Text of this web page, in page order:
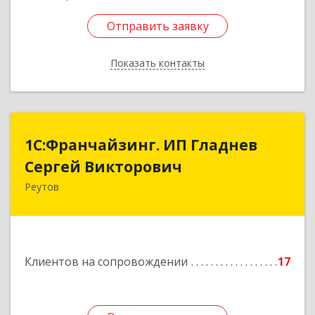
Отправить заявку
Показать контакты
Отправить заявку
Назад
1С:Франчайзинг. ИП Гладнев
Сергей Викторович
Реутов
Клиентов на сопровождении 17
1С:Франчайзинг. ИП Гладнев
Сергей Викторович
143966, Московская обл, Реутов г, Парковая ул,